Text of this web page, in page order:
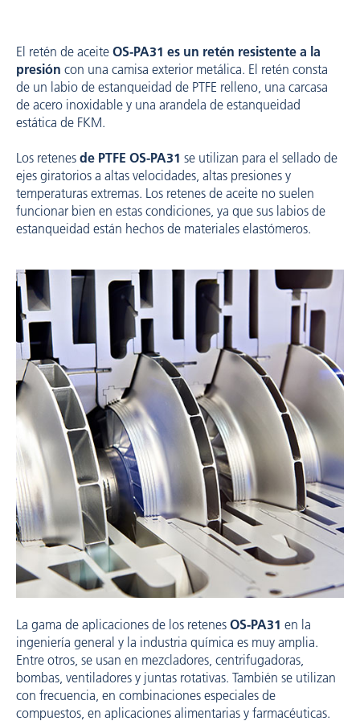
El retén de aceite OS-PA31 es un retén resistente a la
presión con una camisa exterior metálica. El retén consta
de un labio de estanqueidad de PTFE relleno, una carcasa
de acero inoxidable y una arandela de estanqueidad
estática de FKM.
Los retenes de PTFE OS-PA31 se utilizan para el sellado de
ejes giratorios a altas velocidades, altas presiones y
temperaturas extremas. Los retenes de aceite no suelen
funcionar bien en estas condiciones, ya que sus labios de
estanqueidad están hechos de materiales elastómeros.
La gama de aplicaciones de los retenes OS-PA31 en la
ingeniería general y la industria química es muy amplia.
Entre otros, se usan en mezcladores, centrifugadoras,
bombas, ventiladores y juntas rotativas. También se utilizan
con frecuencia, en combinaciones especiales de
compuestos, en aplicaciones alimentarias y farmacéuticas.